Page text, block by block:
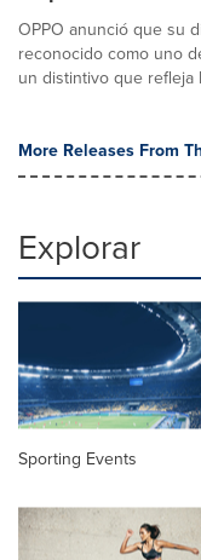
OPPO anunció que su
reconocido como uno
un distintivo que refleja
More Releases From
Explorar
Sporting Events